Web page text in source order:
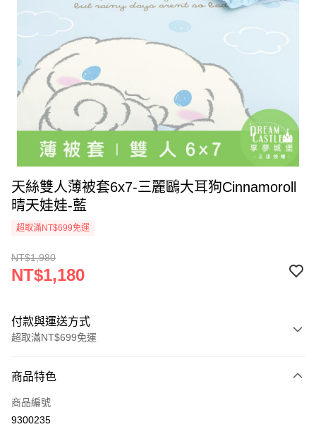
天絲雙人薄被套6x7-三麗鷗大耳狗Cinnamoroll
晴天娃娃-藍
超取滿NT$699免運
NT$1,980
NT$1,180
付款與運送方式
超取滿NT$699免運
信用卡一次付款
超商取貨付款
商品特色
商品編號
9300235